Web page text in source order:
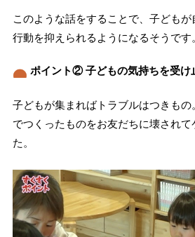
このような話をすることで、子ども
行動を抑えられるようになるそうです
ポイント② 子どもの気持ちを受け
子どもが集まればトラブルはつきもの
でつくったものをお友だちに壊され
た。